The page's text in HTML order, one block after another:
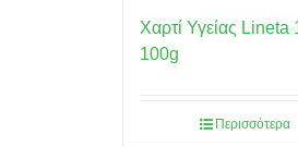
Χαρτί Υγείας Lineta
100g
Περισσότερα